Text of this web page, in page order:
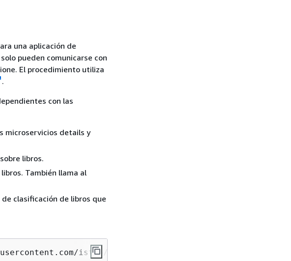
una aplicación de
pueden comunicarse con
El procedimiento utiliza
.
con las
microservicios details y
libros.
También llama al
clasificación de libros que
istio/istio/refs/heads/master/samples/